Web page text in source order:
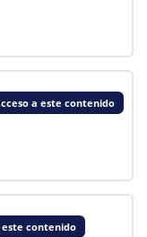
a este contenido
contenido